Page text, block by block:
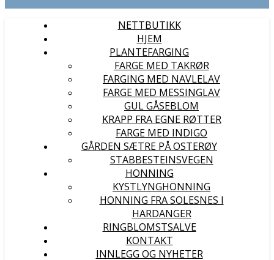
NETTBUTIKK
HJEM
PLANTEFARGING
FARGE MED TAKRØR
FARGING MED NAVLELAV
FARGE MED MESSINGLAV
GUL GÅSEBLOM
KRAPP FRA EGNE RØTTER
FARGE MED INDIGO
GÅRDEN SÆTRE PÅ OSTERØY
STABBESTEINSVEGEN
HONNING
KYSTLYNGHONNING
HONNING FRA SOLESNES I
HARDANGER
RINGBLOMSTSALVE
KONTAKT
INNLEGG OG NYHETER